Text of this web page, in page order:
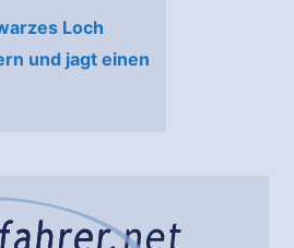
Loch
und jagt einen